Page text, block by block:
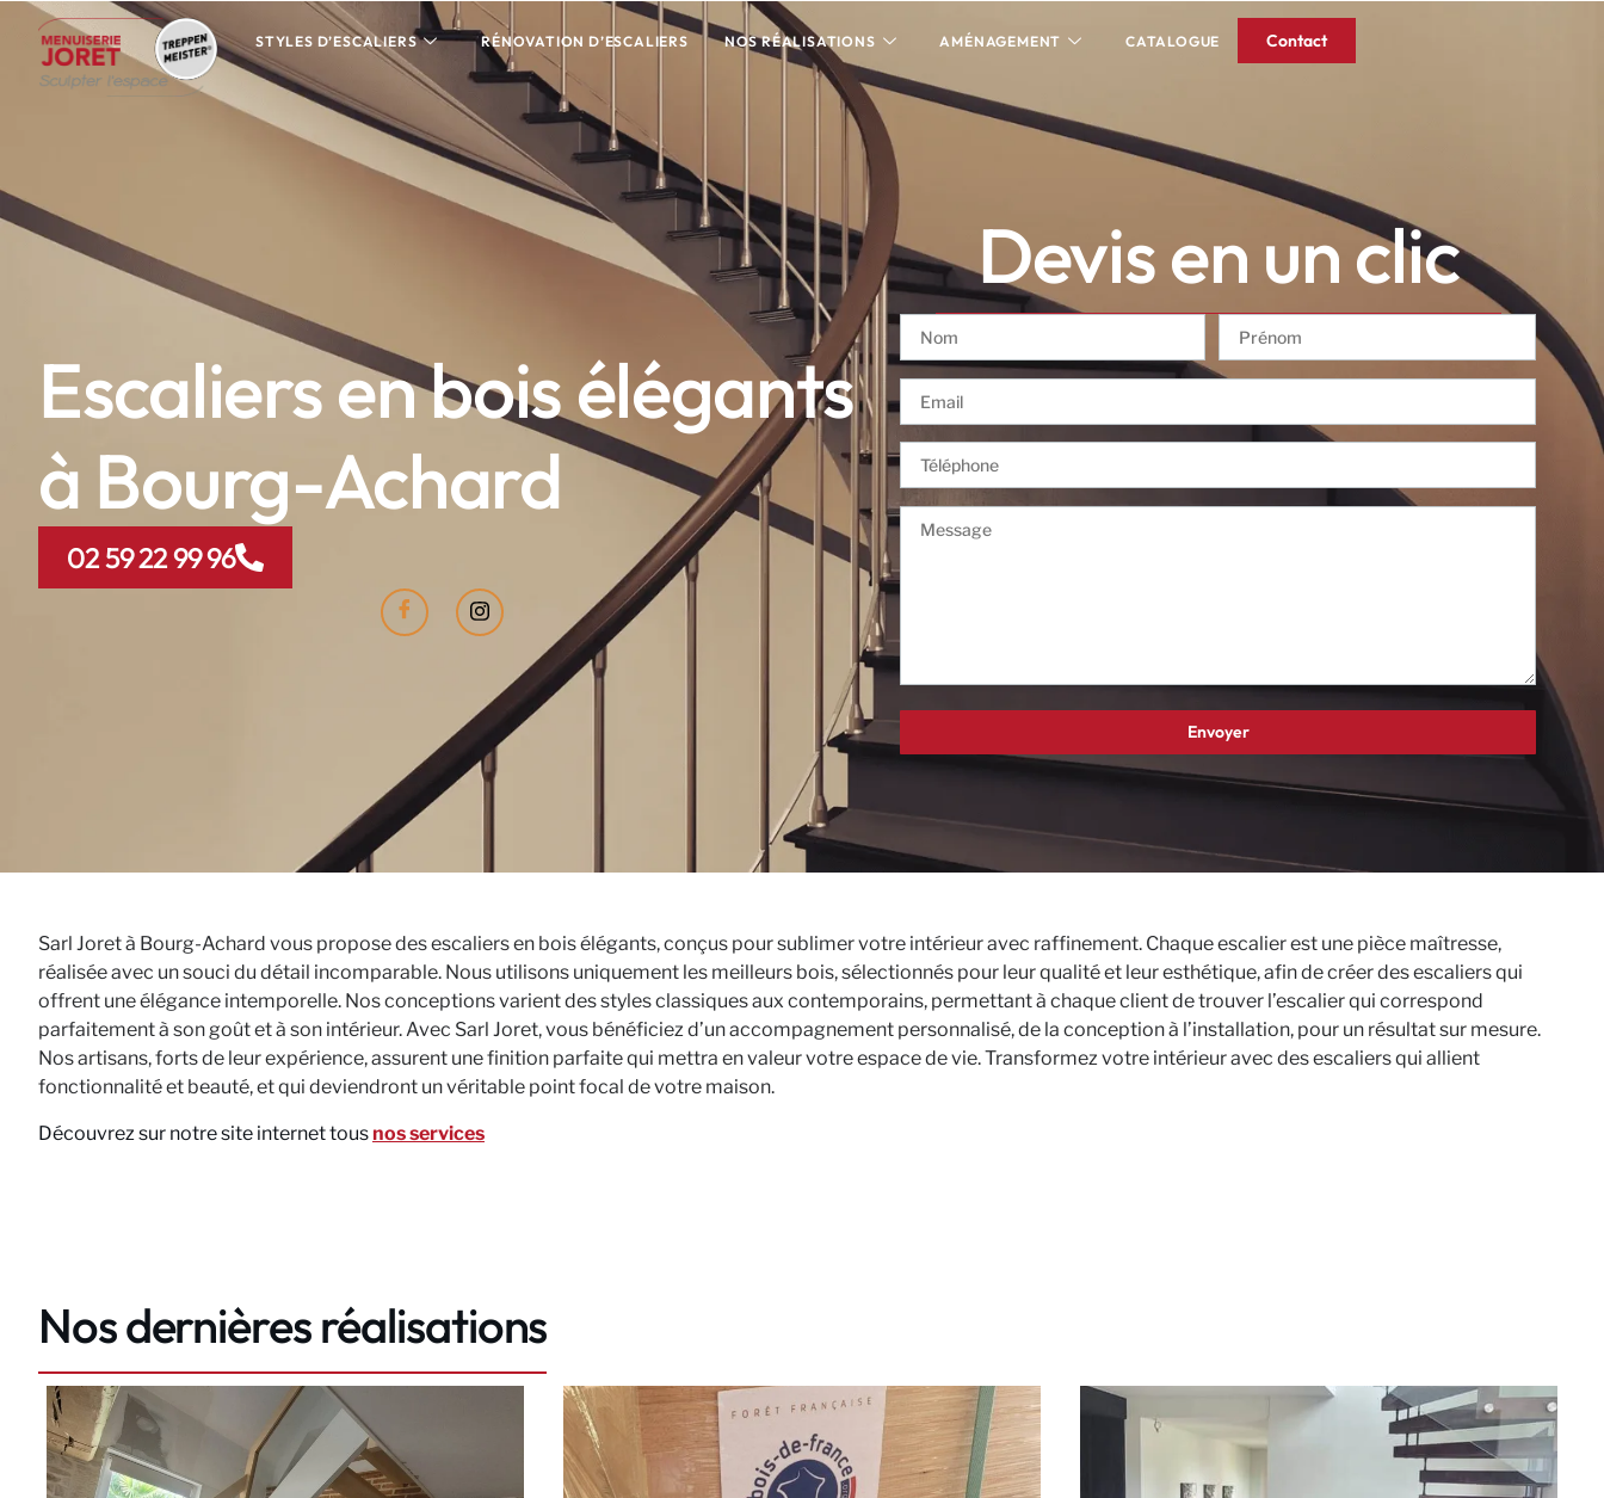
STYLES D’ESCALIERS RÉNOVATION D’ESCALIERS NOS RÉALISATIONS AMÉNAGEMENT CATALOGUE Contact
Escaliers en bois élégants
à Bourg-Achard
02 59 22 99 96
Devis en un clic
Sarl Joret à Bourg-Achard vous propose des escaliers en bois élégants, conçus pour sublimer votre intérieur avec raffinement. Chaque escalier est une pièce maîtresse,
réalisée avec un souci du détail incomparable. Nous utilisons uniquement les meilleurs bois, sélectionnés pour leur qualité et leur esthétique, afin de créer des escaliers qui
offrent une élégance intemporelle. Nos conceptions varient des styles classiques aux contemporains, permettant à chaque client de trouver l’escalier qui correspond
parfaitement à son goût et à son intérieur. Avec Sarl Joret, vous bénéficiez d’un accompagnement personnalisé, de la conception à l’installation, pour un résultat sur mesure.
Nos artisans, forts de leur expérience, assurent une finition parfaite qui mettra en valeur votre espace de vie. Transformez votre intérieur avec des escaliers qui allient
fonctionnalité et beauté, et qui deviendront un véritable point focal de votre maison.
Découvrez sur notre site internet tousnos services
Nos dernières réalisations